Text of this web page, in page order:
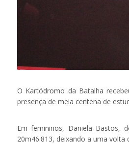
O Kartódromo da Batalha
presença de meia centena de
Em femininos, Daniela Bastos,
20m46.813, deixando a uma volta